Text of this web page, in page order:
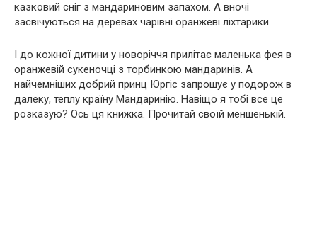
казковий сніг з мандариновим запахом. А вночі
засвічуються на деревах чарівні оранжеві ліхтарики.
І до кожної дитини у новоріччя прилітає маленька фея в
оранжевій сукеночці з торбинкою мандаринів. А
найчемніших добрий принц Юргіс запрошує у подорож в
далеку, теплу країну Мандаринію. Навіщо я тобі все це
розказую? Ось ця книжка. Прочитай своїй меншенькій.